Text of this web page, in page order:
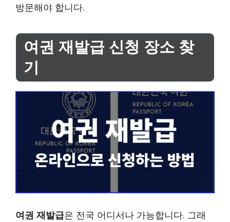
방문해야 합니다.
여권 재발급 신청 장소 찾
기
여권 재발급은 전국 어디서나 가능합니다. 그래